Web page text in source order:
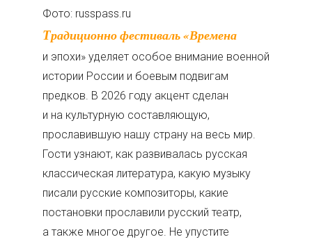
Фото: russpass.ru
Традиционно фестиваль «Времена
и эпохи» уделяет особое внимание военной
истории России и боевым подвигам
предков. В 2026 году акцент сделан
и на культурную составляющую,
прославившую нашу страну на весь мир.
Гости узнают, как развивалась русская
классическая литература, какую музыку
писали русские композиторы, какие
постановки прославили русский театр,
а также многое другое. Не упустите